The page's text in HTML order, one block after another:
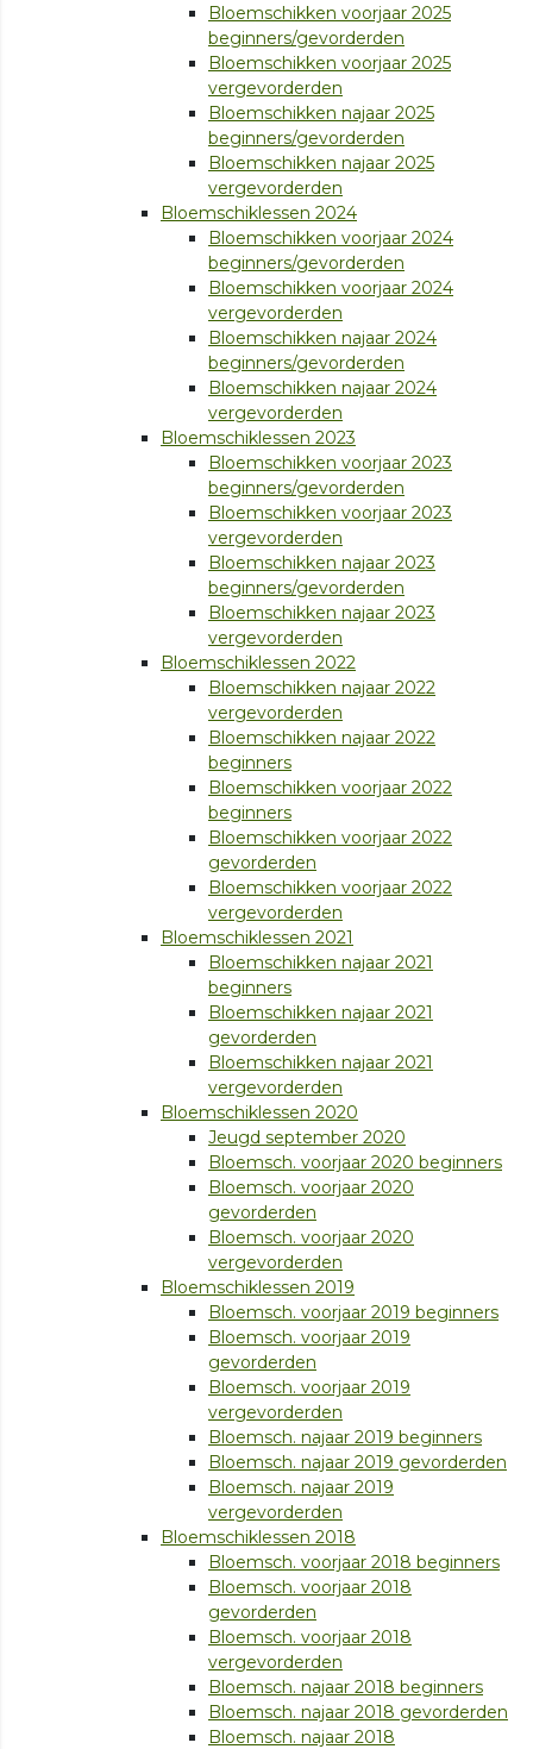
Bloemschikken voorjaar 2025
beginners/gevorderden
Bloemschikken voorjaar 2025
vergevorderden
Bloemschikken najaar 2025
beginners/gevorderden
Bloemschikken najaar 2025
vergevorderden
Bloemschiklessen 2024
Bloemschikken voorjaar 2024
beginners/gevorderden
Bloemschikken voorjaar 2024
vergevorderden
Bloemschikken najaar 2024
beginners/gevorderden
Bloemschikken najaar 2024
vergevorderden
Bloemschiklessen 2023
Bloemschikken voorjaar 2023
beginners/gevorderden
Bloemschikken voorjaar 2023
vergevorderden
Bloemschikken najaar 2023
beginners/gevorderden
Bloemschikken najaar 2023
vergevorderden
Bloemschiklessen 2022
Bloemschikken najaar 2022
vergevorderden
Bloemschikken najaar 2022
beginners
Bloemschikken voorjaar 2022
beginners
Bloemschikken voorjaar 2022
gevorderden
Bloemschikken voorjaar 2022
vergevorderden
Bloemschiklessen 2021
Bloemschikken najaar 2021
beginners
Bloemschikken najaar 2021
gevorderden
Bloemschikken najaar 2021
vergevorderden
Bloemschiklessen 2020
Jeugd september 2020
Bloemsch. voorjaar 2020 beginners
Bloemsch. voorjaar 2020
gevorderden
Bloemsch. voorjaar 2020
vergevorderden
Bloemschiklessen 2019
Bloemsch. voorjaar 2019 beginners
Bloemsch. voorjaar 2019
gevorderden
Bloemsch. voorjaar 2019
vergevorderden
Bloemsch. najaar 2019 beginners
Bloemsch. najaar 2019 gevorderden
Bloemsch. najaar 2019
vergevorderden
Bloemschiklessen 2018
Bloemsch. voorjaar 2018 beginners
Bloemsch. voorjaar 2018
gevorderden
Bloemsch. voorjaar 2018
vergevorderden
Bloemsch. najaar 2018 beginners
Bloemsch. najaar 2018 gevorderden
Bloemsch. najaar 2018